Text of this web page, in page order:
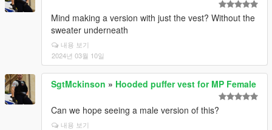
Mind making a version with just the vest? Without the
sweater underneath
내용 보기
2024년 03월 10일
SgtMckinson » Hooded puffer vest for MP Female
Can we hope seeing a male version of this?
내용 보기